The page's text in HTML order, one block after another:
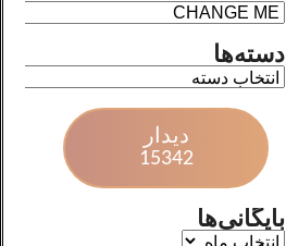
دسته‌ها
دیدار
15342
بایگانی‌ها